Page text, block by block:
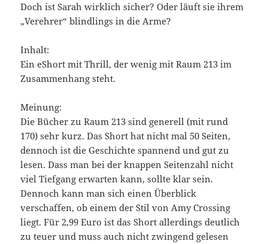
Doch ist Sarah wirklich sicher? Oder läuft sie ihrem
„Verehrer“ blindlings in die Arme?
Inhalt:
Ein eShort mit Thrill, der wenig mit Raum 213 im
Zusammenhang steht.
Meinung:
Die Bücher zu Raum 213 sind generell (mit rund
170) sehr kurz. Das Short hat nicht mal 50 Seiten,
dennoch ist die Geschichte spannend und gut zu
lesen. Dass man bei der knappen Seitenzahl nicht
viel Tiefgang erwarten kann, sollte klar sein.
Dennoch kann man sich einen Überblick
verschaffen, ob einem der Stil von Amy Crossing
liegt. Für 2,99 Euro ist das Short allerdings deutlich
zu teuer und muss auch nicht zwingend gelesen